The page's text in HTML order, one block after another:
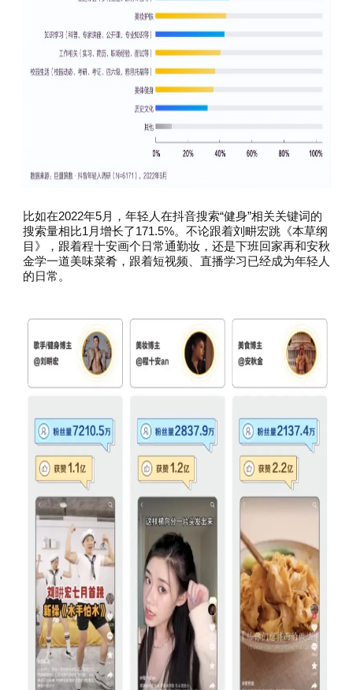
比如在2022年5月，年轻人在抖音搜索“健身”相关关键词的
搜索量相比1月增长了171.5%。不论跟着刘畊宏跳《本草纲
目》，跟着程十安画个日常通勤妆，还是下班回家再和安秋
金学一道美味菜肴，跟着短视频、直播学习已经成为年轻人
的日常。